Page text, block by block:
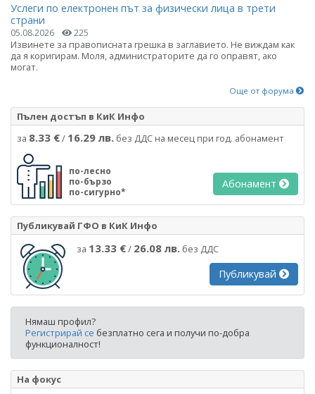
Услеги по електронен път за физически лица в трети
страни
05.08.2026 225
Извинете за правописната грешка в заглавието. Не виждам как
да я коригирам. Моля, администраторите да го оправят, ако
могат.
Още от форума
Пълен достъп в КиК Инфо
за 8.33 €/ 16.29 лв. без ДДС на месец при год. абонамент
по-лесно
по-бързо
по-сигурно*
Абонамент
Публикувай ГФО в КиК Инфо
за 13.33 €/ 26.08 лв. без ДДС
Публикувай
Нямаш профил?
Регистрирай се безплатно сега и получи по-добра
функционалност!
На фокус